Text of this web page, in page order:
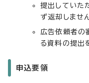
提出していた
ず返却しません
広告依頼者の
る資料の提出
申込要領